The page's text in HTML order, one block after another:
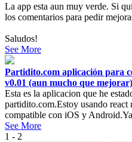
La app esta aun muy verde. Si
los comentarios para pedir
Saludos!
See More
Partidito.com aplicación para
v0.01 (aun mucho que mejorar)
Esta es la aplicacion que he
partidito.com.Estoy usando react
compatible con iOS y
See More
1 - 2